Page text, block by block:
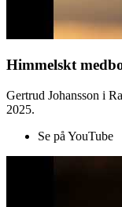
Himmelskt
Gertrud Johansson i
2025.
Se på YouTube